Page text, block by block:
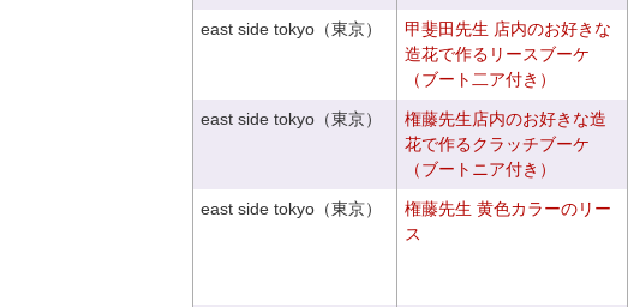
east side tokyo（東京）
甲斐田先生 店内のお好きな
造花で作るリースブーケ
（ブート二ア付き）
east side tokyo（東京）
権藤先生店内のお好きな造
花で作るクラッチブーケ
（ブートニア付き）
east side tokyo（東京）
権藤先生 黄色カラーのリー
ス